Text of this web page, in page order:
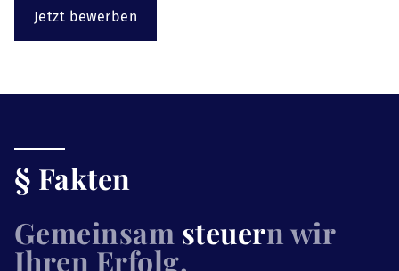
Jetzt bewerben
§ Fakten
Gemeinsam steuern wir
Ihren Erfolg.